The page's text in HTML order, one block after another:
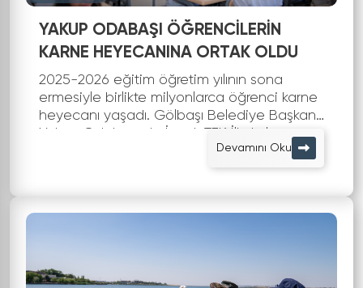
YAKUP ODABAŞI ÖĞRENCİLERİN
KARNE HEYECANINA ORTAK OLDU
2025-2026 eğitim öğretim yılının sona
ermesiyle birlikte milyonlarca öğrenci karne
heyecanı yaşadı. Gölbaşı Belediye Başkanı
Yakup Odabaşı da İncek TEK İlkokulu ve
Ortaokulu'nda düzenlenen karne tören...
Devamını Oku